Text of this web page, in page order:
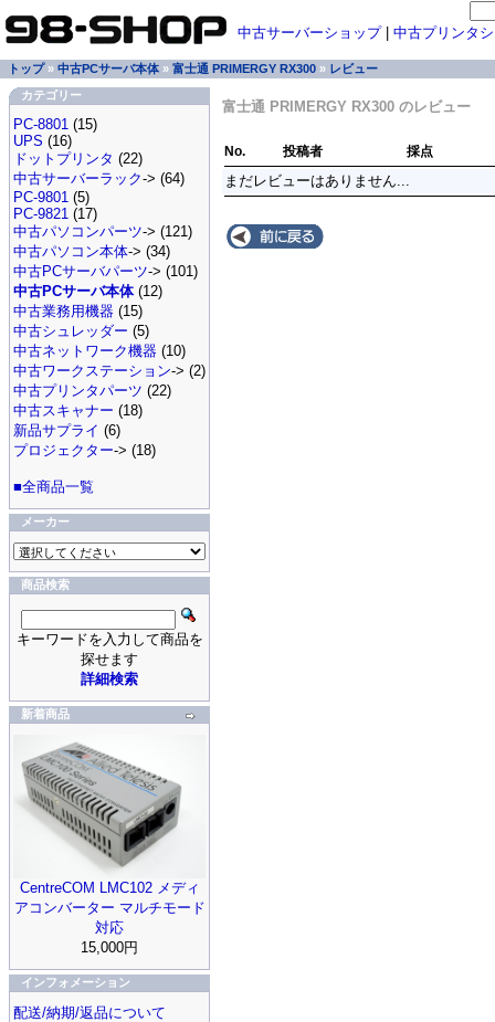
中古サーバーショップ| 中古プリンタ
トップ» 中古PCサーバ本体 » 富士通 PRIMERGY RX300 » レビュー
カテゴリー
PC-8801 (15)
UPS (16)
ドットプリンタ (22)
中古サーバーラック-> (64)
PC-9801 (5)
PC-9821 (17)
中古パソコンパーツ-> (121)
中古パソコン本体-> (34)
中古PCサーバパーツ-> (101)
中古PCサーバ本体(12)
中古業務用機器 (15)
中古シュレッダー (5)
中古ネットワーク機器 (10)
中古ワークステーション-> (2)
中古プリンタパーツ (22)
中古スキャナー (18)
新品サプライ (6)
プロジェクター-> (18)
■全商品一覧
メーカー
商品検索
キーワードを入力して商品を
探せます
詳細検索
新着商品
CentreCOM LMC102 メディ
アコンバーター マルチモード
対応
15,000円
インフォメーション
配送/納期/返品について
富士通 PRIMERGY RX300 のレビュー
No. 投稿者 採点
まだレビューはありません...